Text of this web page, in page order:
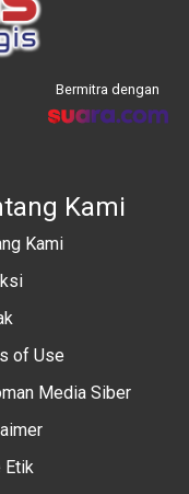
Bermitra dengan
Kami
Kami
of Use
Media Siber
Etik